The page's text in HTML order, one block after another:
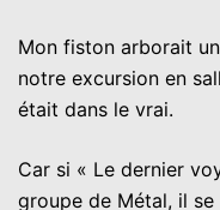
Mon fiston arborait
notre excursion en
était dans le vrai.
Car si « Le dernier
groupe de Métal, il